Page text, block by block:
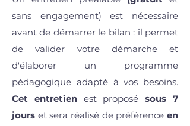
sans engagement) est nécessaire
avant de démarrer le bilan : il permet
de valider votre démarche et
d'élaborer un programme
pédagogique adapté à vos besoins.
Cet entretienest proposésous 7
jours et sera réalisé de préférence en